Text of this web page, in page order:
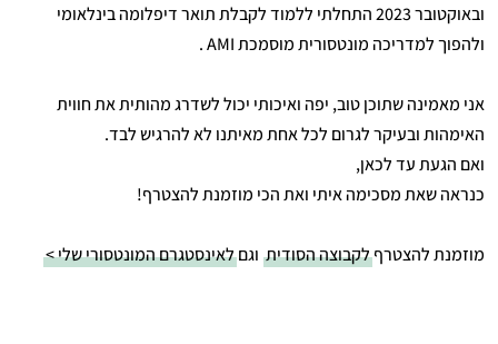
ובאוקטובר 2023 התחלתי ללמוד לקבלת תואר דיפלומה בינלאומי
ולהפוך למדריכה מונטסורית מוסמכת AMI .
אני מאמינה שתוכן טוב, יפה ואיכותי יכול לשדרג מהותית את חווית
האימהות ובעיקר לגרום לכל אחת מאיתנו לא להרגיש לבד.
ואם הגעת עד לכאן,
כנראה שאת מסכימה איתי ואת הכי מוזמנת להצטרף!
מוזמנת להצטרףלקבוצה הסודיתוגםלאינסטגרם המונטסורי שלי >